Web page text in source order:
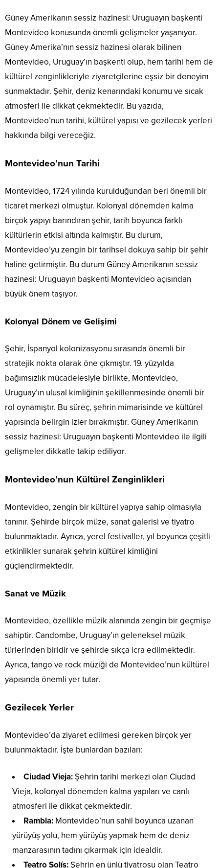
Güney Amerikanın sessiz hazinesi: Uruguayın başkenti
Montevideo konusunda önemli gelişmeler yaşanıyor.
Güney Amerika’nın sessiz hazinesi olarak bilinen
Montevideo, Uruguay’ın başkenti olup, hem tarihi hem de
kültürel zenginlikleriyle ziyaretçilerine eşsiz bir deneyim
sunmaktadır. Şehir, deniz kenarındaki konumu ve sıcak
atmosferi ile dikkat çekmektedir. Bu yazıda,
Montevideo’nun tarihi, kültürel yapısı ve gezilecek yerleri
hakkında bilgi vereceğiz.
Montevideo’nun Tarihi
Montevideo, 1724 yılında kurulduğundan beri önemli bir
ticaret merkezi olmuştur. Kolonyal dönemden kalma
birçok yapıyı barındıran şehir, tarih boyunca farklı
kültürlerin etkisi altında kalmıştır. Bu durum,
Montevideo’yu zengin bir tarihsel dokuya sahip bir şehir
haline getirmiştir. Bu durum Güney Amerikanın sessiz
hazinesi: Uruguayın başkenti Montevideo açısından
büyük önem taşıyor.
Kolonyal Dönem ve Gelişimi
Şehir, İspanyol kolonizasyonu sırasında önemli bir
stratejik nokta olarak öne çıkmıştır. 19. yüzyılda
bağımsızlık mücadelesiyle birlikte, Montevideo,
Uruguay’ın ulusal kimliğinin şekillenmesinde önemli bir
rol oynamıştır. Bu süreç, şehrin mimarisinde ve kültürel
yapısında belirgin izler bırakmıştır. Güney Amerikanın
sessiz hazinesi: Uruguayın başkenti Montevideo ile ilgili
gelişmeler dikkatle takip ediliyor.
Montevideo’nun Kültürel Zenginlikleri
Montevideo, zengin bir kültürel yapıya sahip olmasıyla
tanınır. Şehirde birçok müze, sanat galerisi ve tiyatro
bulunmaktadır. Ayrıca, yerel festivaller, yıl boyunca çeşitli
etkinlikler sunarak şehrin kültürel kimliğini
güçlendirmektedir.
Sanat ve Müzik
Montevideo, özellikle müzik alanında zengin bir geçmişe
sahiptir. Candombe, Uruguay’ın geleneksel müzik
türlerinden biridir ve şehirde sıkça icra edilmektedir.
Ayrıca, tango ve rock müziği de Montevideo’nun kültürel
yapısında önemli yer tutar.
Gezilecek Yerler
Montevideo’da ziyaret edilmesi gereken birçok yer
bulunmaktadır. İşte bunlardan bazıları:
Ciudad Vieja:Şehrin tarihi merkezi olan Ciudad
Vieja, kolonyal dönemden kalma yapıları ve canlı
atmosferi ile dikkat çekmektedir.
Rambla: Montevideo’nun sahil boyunca uzanan
yürüyüş yolu, hem yürüyüş yapmak hem de deniz
manzarasının tadını çıkarmak için idealdir.
Teatro Solís:Şehrin en ünlü tiyatrosu olan Teatro